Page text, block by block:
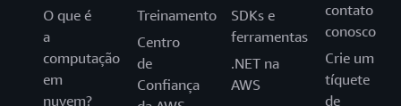
O que é
a
computação
em
nuvem?
Treinamento
Centro
de
Confiança
SDKs e
ferramentas
.NET na
AWS
contato
conosco
Crie um
tíquete
de